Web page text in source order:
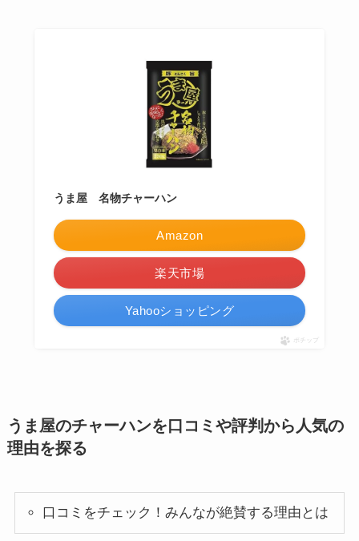
うま屋 名物チャーハン
Amazon
楽天市場
Yahooショッピング
ポチップ
うま屋のチャーハンを口コミや評判から人気の
理由を探る
口コミをチェック！みんなが絶賛する理由とは